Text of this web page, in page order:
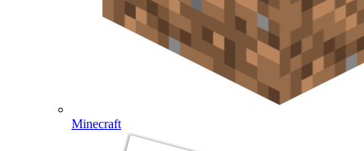
Minecraft